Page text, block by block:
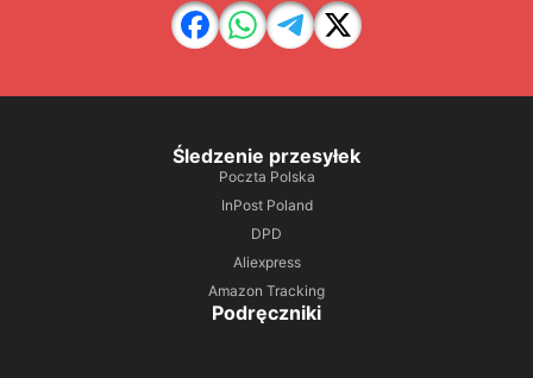
Śledzenie przesyłek
Poczta Polska
InPost Poland
DPD
Aliexpress
Amazon Tracking
Podręczniki